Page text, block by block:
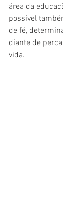
área da
possível
de fé,
diante de
vida.